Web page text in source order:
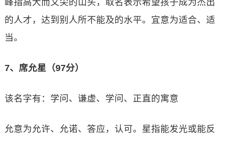
峰指高大而又尖的山头，取名表示希望孩子成为杰出
的人才，达到别人所不能及的水平。宜意为适合、适
当。
7、席允星（97分）
该名字有：学问、谦虚、学问、正直的寓意
允意为允许、允诺、答应，认可。星指能发光或能反